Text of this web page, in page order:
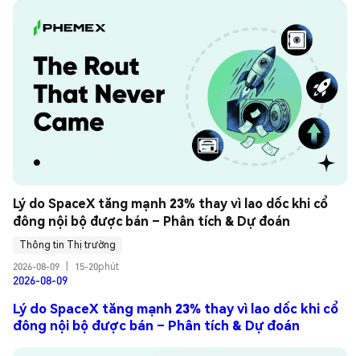
Lý do SpaceX tăng mạnh 23% thay vì lao dốc khi cổ
đông nội bộ được bán – Phân tích & Dự đoán
Thông tin Thị trường
2026-08-09
15-20phút
2026-08-09
Lý do SpaceX tăng mạnh 23% thay vì lao dốc khi cổ
đông nội bộ được bán – Phân tích & Dự đoán